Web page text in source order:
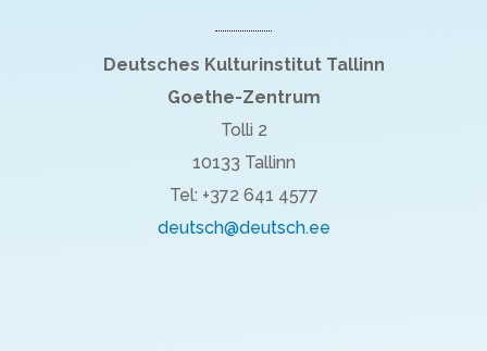
Deutsches Kulturinstitut Tallinn
Goethe-Zentrum
Tolli 2
10133 Tallinn
Tel: +372 641 4577
deutsch@deutsch.ee